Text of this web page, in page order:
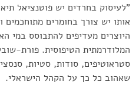
"לעיסוק בחרדים יש פוטנציאל
אותו יש צורך בחומרים מתוחכמים
היוצרים מעדיפים להתבוסס במי
המלודרמתית הטיפוסית. פורת-
סטראוטיפים, סודות, סטיות,
שאהוב כל כך על הקהל הישראלי.